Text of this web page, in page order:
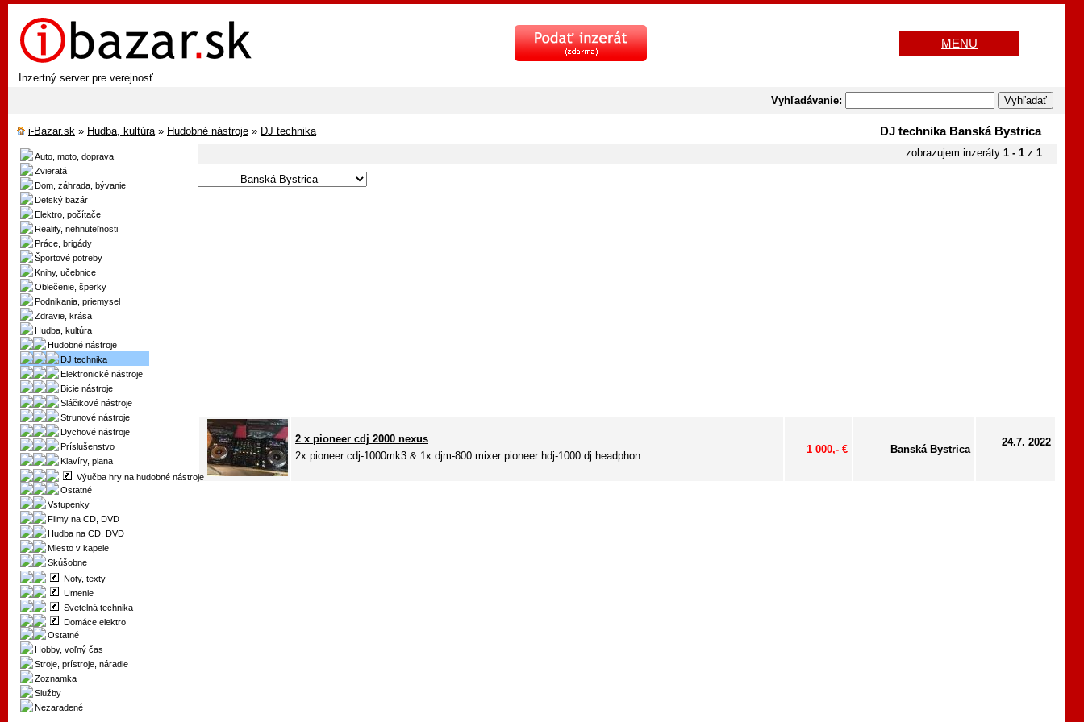
MENU
Inzertný server pre verejnosť
Vyhľadávanie:
i-Bazar.sk » Hudba, kultúra» Hudobné nástroje » DJ technika DJ technika Banská Bystrica
Auto, moto, doprava
Zvieratá
Dom, záhrada, bývanie
Detský bazár
Elektro, počítače
Reality, nehnuteľnosti
Práce, brigády
Športové potreby
Knihy, učebnice
Oblečenie, šperky
Podnikania, priemysel
Zdravie, krása
Hudba, kultúra
Hudobné nástroje
DJ technika
Elektronické nástroje
Bicie nástroje
Sláčikové nástroje
Strunové nástroje
Dychové nástroje
Príslušenstvo
Klavíry, piana
Výučba hry na hudobné nástroje
Ostatné
Vstupenky
Filmy na CD, DVD
Hudba na CD, DVD
Miesto v kapele
Skúšobne
Noty, texty
Umenie
Svetelná technika
Domáce elektro
Ostatné
Hobby, voľný čas
Stroje, prístroje, náradie
Zoznamka
Služby
Nezaradené
zobrazujem inzeráty 1 - 1z 1.
2 x pioneer cdj 2000 nexus
2x pioneer cdj-1000mk3 & 1x djm-800 mixer pioneer hdj-1000 dj headphon...
1 000,- € Banská Bystrica
24.7. 2022